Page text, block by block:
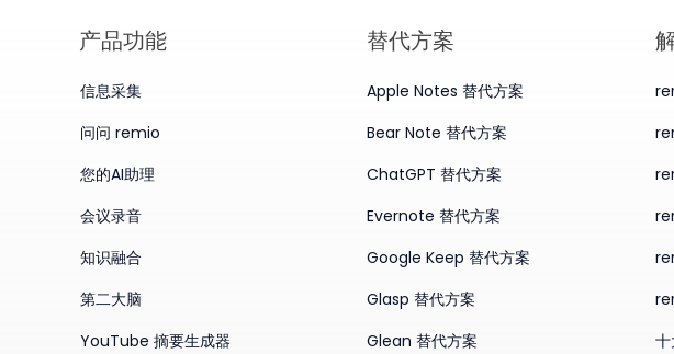
产品​功能
信息采集
问问 remio
您的AI助理
会议录音
知识融合
第二大脑
YouTube 摘要生成器
替代方案
Apple Notes 替代方案
Bear Note 替代方案
ChatGPT 替代方案
Evernote 替代方案
Google Keep 替代方案
Glasp 替代方案
Glean 替代方案